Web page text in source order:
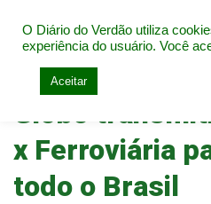
Home Notícias do Palmeiras
Globo
x Ferroviária
todo o Brasil
O Diário do Verdão utiliza
experiência do usuário. Você
Aceitar